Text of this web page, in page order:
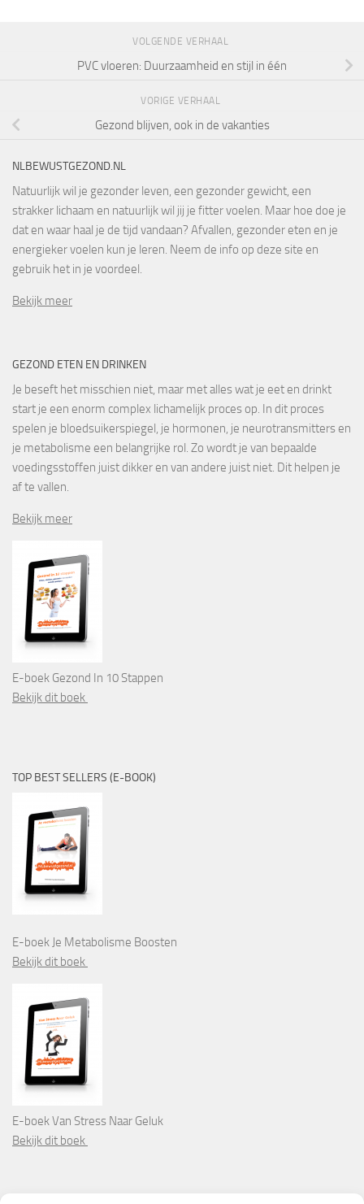
VOLGENDE VERHAAL
PVC vloeren: Duurzaamheid en stijl in één
VORIGE VERHAAL
Gezond blijven, ook in de vakanties
NLBEWUSTGEZOND.NL
Natuurlijk wil je gezonder leven, een gezonder gewicht, een
strakker lichaam en natuurlijk wil jij je fitter voelen. Maar hoe doe je
dat en waar haal je de tijd vandaan? Afvallen, gezonder eten en je
energieker voelen kun je leren. Neem de info op deze site en
gebruik het in je voordeel.
Bekijk meer
GEZOND ETEN EN DRINKEN
Je beseft het misschien niet, maar met alles wat je eet en drinkt
start je een enorm complex lichamelijk proces op. In dit proces
spelen je bloedsuikerspiegel, je hormonen, je neurotransmitters en
je metabolisme een belangrijke rol. Zo wordt je van bepaalde
voedingsstoffen juist dikker en van andere juist niet. Dit helpen je
af te vallen.
Bekijk meer
E-boek Gezond In 10 Stappen
Bekijk dit boek
TOP BEST SELLERS (E-BOOK)
E-boek Je Metabolisme Boosten
Bekijk dit boek
E-boek Van Stress Naar Geluk
Bekijk dit boek